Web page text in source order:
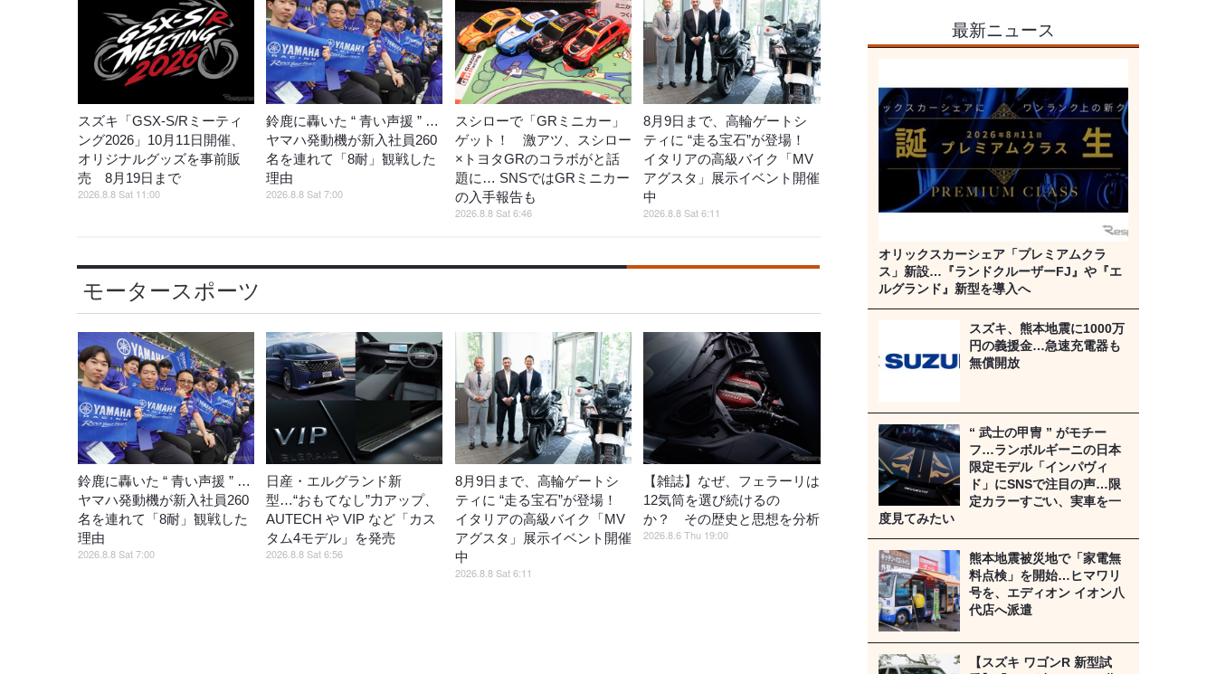
スズキ「GSX-S/Rミーティ
ング2026」10月11日開催、
オリジナルグッズを事前販
売 8月19日まで
2026.8.8 Sat 11:00
鈴鹿に轟いた “ 青い声援 ” …
ヤマハ発動機が新入社員260
名を連れて「8耐」観戦した
理由
2026.8.8 Sat 7:00
スシローで「GRミニカー」
ゲット！ 激アツ、スシロー
×トヨタGRのコラボがと話
題に… SNSではGRミニカー
の入手報告も
2026.8.8 Sat 6:46
8月9日まで、高輪ゲートシ
ティに “走る宝石”が登場！
イタリアの高級バイク「MV
アグスタ」展示イベント開催
中
2026.8.8 Sat 6:11
モータースポーツ
鈴鹿に轟いた “ 青い声援 ” …
ヤマハ発動機が新入社員260
名を連れて「8耐」観戦した
理由
2026.8.8 Sat 7:00
日産・エルグランド新
型…“おもてなし”力アップ、
AUTECH や VIP など「カス
タム4モデル」を発売
2026.8.8 Sat 6:56
8月9日まで、高輪ゲートシ
ティに “走る宝石”が登場！
イタリアの高級バイク「MV
アグスタ」展示イベント開催
中
2026.8.8 Sat 6:11
【雑誌】なぜ、フェラーリは
12気筒を選び続けるの
か？ その歴史と思想を分析
2026.8.6 Thu 19:00
最新ニュース
オリックスカーシェア「プレミアムクラ
ス」新設…『ランドクルーザーFJ』や『エ
ルグランド』新型を導入へ
スズキ、熊本地震に1000万
円の義援金…急速充電器も
無償開放
“ 武士の甲冑 ” がモチー
フ…ランボルギーニの日本
限定モデル「インパヴィ
ド」にSNSで注目の声…限
定カラーすごい、実車を一
度見てみたい
熊本地震被災地で「家電無
料点検」を開始…ヒマワリ
号を、エディオン イオン八
代店へ派遣
【スズキ ワゴンR 新型試